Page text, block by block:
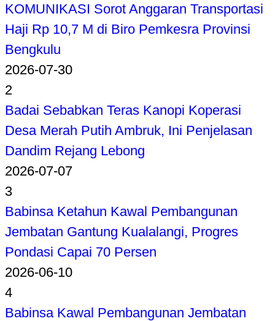
KOMUNIKASI Sorot Anggaran Transportasi
Haji Rp 10,7 M di Biro Pemkesra Provinsi
Bengkulu
2026-07-30
2
Badai Sebabkan Teras Kanopi Koperasi
Desa Merah Putih Ambruk, Ini Penjelasan
Dandim Rejang Lebong
2026-07-07
3
Babinsa Ketahun Kawal Pembangunan
Jembatan Gantung Kualalangi, Progres
Pondasi Capai 70 Persen
2026-06-10
4
Babinsa Kawal Pembangunan Jembatan